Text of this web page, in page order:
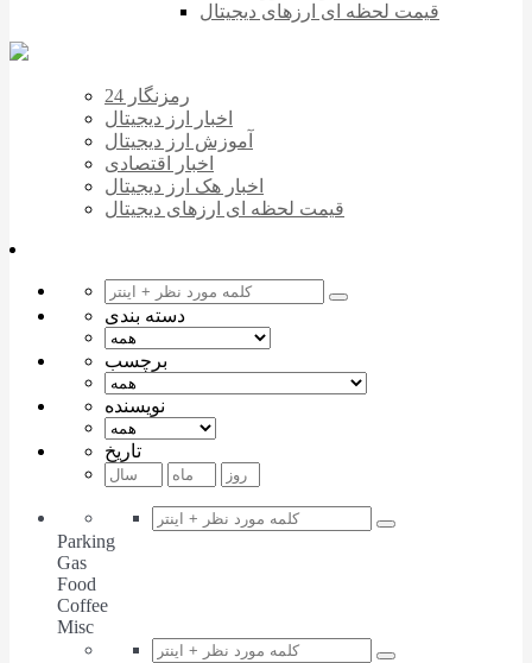
قیمت لحظه ای ارزهای دیجیتال
رمزنگار 24
اخبار ارز دیجیتال
آموزش ارز دیجیتال
اخبار اقتصادی
اخبار هک ارز دیجیتال
قیمت لحظه ای ارزهای دیجیتال
دسته بندی
برچسب
نویسنده
تاریخ
Parking
Gas
Food
Coffee
Misc